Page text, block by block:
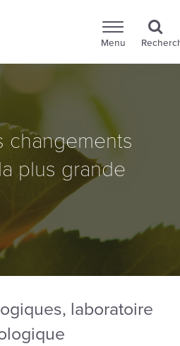
Menu
changements
plus grande
laboratoire